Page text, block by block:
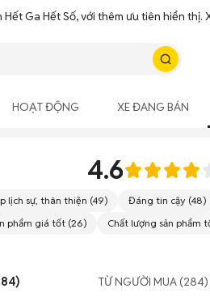
Ga Hết Số, với thêm ưu tiên hiển thị.
HOẠT ĐỘNG XE ĐANG BÁN
4.6
lịch sự, thân thiện (49) Đáng tin cậy (48)
phẩm giá tốt(26) Chất lượng sản phẩm
TỪ NGƯỜI MUA (284)